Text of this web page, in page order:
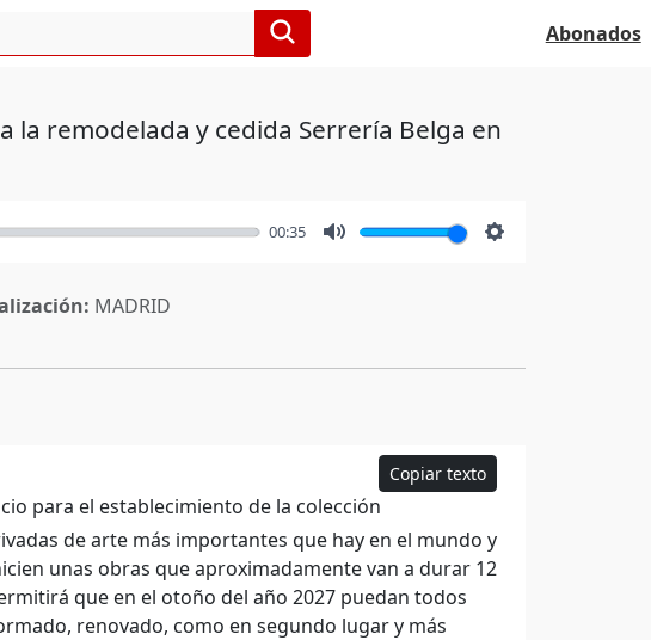
Abonados
la remodelada y cedida Serrería Belga en
00:35
MADRID
Copiar texto
para el establecimiento de la colección
de arte más importantes que hay en el mundo y
unas obras que aproximadamente van a durar 12
que en el otoño del año 2027 puedan todos
renovado, como en segundo lugar y más